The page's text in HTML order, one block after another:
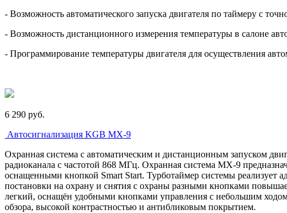
- Возможность автоматического запуска двигателя по таймеру с
- Возможность дистанционного измерения температуры в салоне
- Программирование температуры двигателя для осуществления
6 290 pуб.
Автосигнализация KGB МХ-9
Охранная система с автоматическим и дистанционным запуском
радиоканала с частотой 868 МГц. Охранная система MX-9
оснащенными кнопкой Smart Start. Турботаймер системы реализует
постановки на охрану и снятия с охраны разными кнопками
легкий, оснащён удобными кнопками управления с небольшим
обзора, высокой контрастностью и антибликовым покрытием.